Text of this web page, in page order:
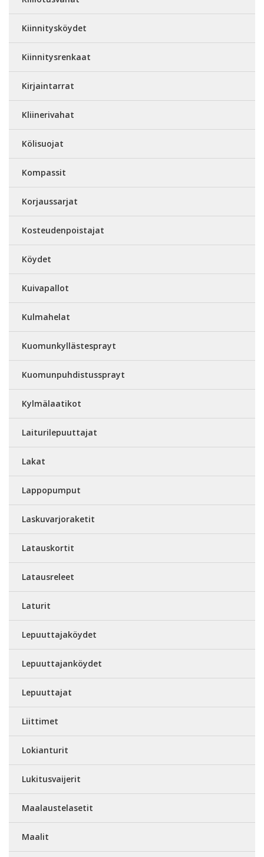
Kiinnitysköydet
Kiinnitysrenkaat
Kirjaintarrat
Kliinerivahat
Kölisuojat
Kompassit
Korjaussarjat
Kosteudenpoistajat
Köydet
Kuivapallot
Kulmahelat
Kuomunkyllästesprayt
Kuomunpuhdistussprayt
Kylmälaatikot
Laiturilepuuttajat
Lakat
Lappopumput
Laskuvarjoraketit
Latauskortit
Latausreleet
Laturit
Lepuuttajaköydet
Lepuuttajanköydet
Lepuuttajat
Liittimet
Lokianturit
Lukitusvaijerit
Maalaustelasetit
Maalit